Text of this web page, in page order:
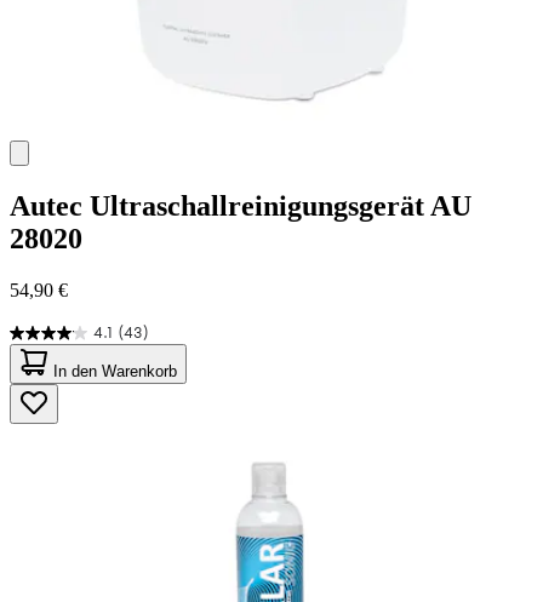
Autec Ultraschallreinigungsgerät AU
28020
54,90 €
4.1 (43)
4.1
von
5
Sternen.
43
In den Warenkorb